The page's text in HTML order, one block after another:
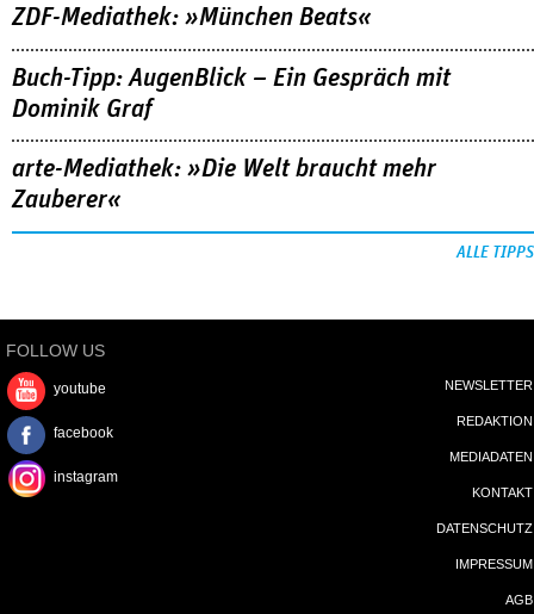
ZDF-Mediathek: »München Beats«
Buch-Tipp: AugenBlick – Ein Gespräch mit
Dominik Graf
arte-Mediathek: »Die Welt braucht mehr
Zauberer«
ALLE TIPPS
FOLLOW US
youtube
facebook
instagram
NEWSLETTER
REDAKTION
MEDIADATEN
KONTAKT
DATENSCHUTZ
IMPRESSUM
AGB